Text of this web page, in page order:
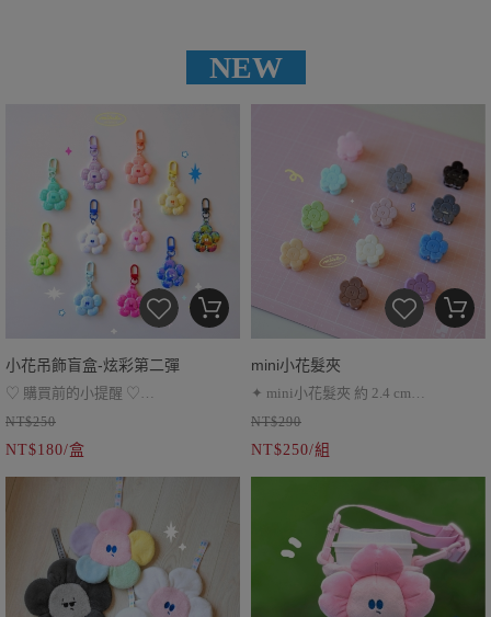
NEW
小花吊飾盲盒-炫彩第二彈
♡ 購買前的小提醒 ♡
盲盒類商品售出取貨後無法退換貨
● 表面若出現微小突起，為脫模成型
時的自然痕跡，屬正常現象喔
● 此款為電鍍色處理，非實際金屬材
質，製作過程中表面可能會有些許痕
● 印刷時因噴頭移動，偶爾會產生細
微透明飛墨，並非瑕疵
NT$250
NT$180/盒
mini小花髮夾
✦ mini小花髮夾 約 2.4 cm
✦ 奶油系、繽紛系、暗黑系
✦ 一盒4朵、共三種風格
NT$290
NT$250/組